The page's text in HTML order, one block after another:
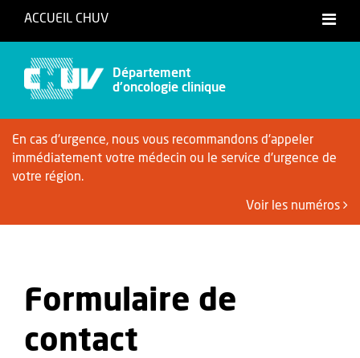
ACCUEIL CHUV
Département
d'oncologie clinique
En cas d'urgence, nous vous recommandons d'appeler
immédiatement votre médecin ou le service d'urgence de
votre région.
Voir les numéros
Formulaire de
contact